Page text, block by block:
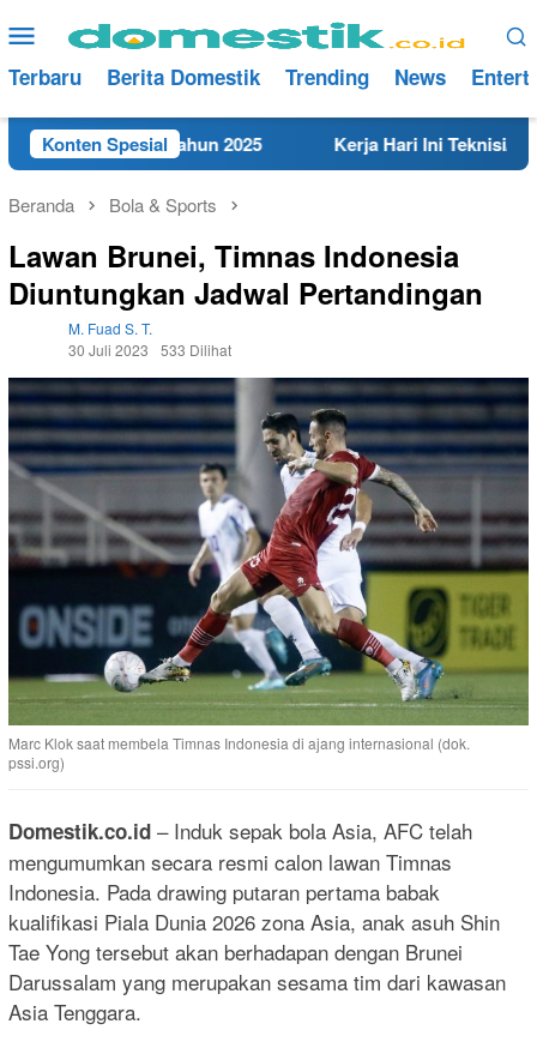
ke
konten
Menu
Mobile
Terbaru Berita Domestik Trending News
Konten Spesial
Rembang Tahun 2025 Kerja Hari Ini Teknisi/
Beranda Bola & Sports
Lawan Brunei, Timnas Indonesia
Diuntungkan Jadwal Pertandingan
M. Fuad S. T.
30 Juli 2023
533 Dilihat
Marc Klok saat membela Timnas Indonesia di ajang internasional (dok.
pssi.org)
Domestik.co.id – Induk sepak bola Asia, AFC telah
mengumumkan secara resmi calon lawan Timnas
Indonesia. Pada drawing putaran pertama babak
kualifikasi Piala Dunia 2026 zona Asia, anak asuh Shin
Tae Yong tersebut akan berhadapan dengan Brunei
Darussalam yang merupakan sesama tim dari kawasan
Asia Tenggara.